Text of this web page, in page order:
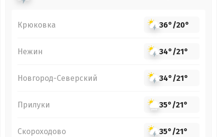
Крюковка 36°/20°
Нежин 34°/21°
Новгород-Северский 34°/21°
Прилуки 35°/21°
Скороходово 35°/21°